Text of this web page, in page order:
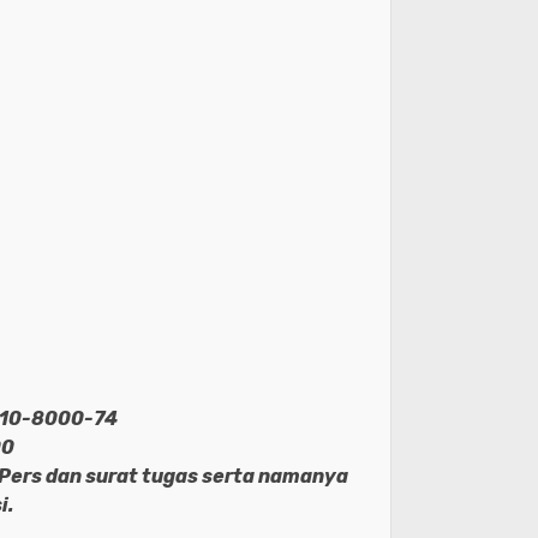
10-8000-74
dan surat tugas serta namanya